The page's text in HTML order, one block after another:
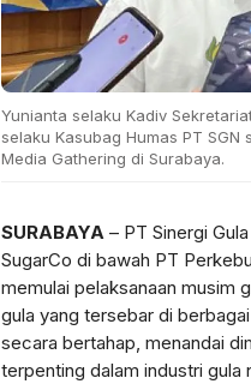
Yunianta selaku Kadiv
selaku Kasubag Humas PT
Media Gathering di Surabaya.
SURABAYA – PT Sinergi
SugarCo di bawah PT
memulai pelaksanaan musim
gula yang tersebar di
secara bertahap, menandai
terpenting dalam industri gula